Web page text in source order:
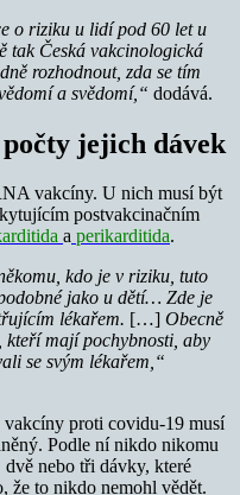
o riziku u lidí pod 60 let u
tak Česká vakcinologická
rozhodnout, zda se tím
a svědomí,“ dodává.
jejich dávek
vakcíny. U nich musí být
postvakcinačním
a perikarditida.
kdo je v riziku, tuto
jako u dětí… Zde je
lékařem. […] Obecně
mají pochybnosti, aby
se svým lékařem,“
proti covidu-19 musí
Podle ní nikdo nikomu
nebo tři dávky, které
že to nikdo nemohl vědět.